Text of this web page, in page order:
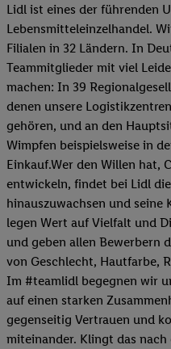
Lidl ist eines der führenden
Lebensmitteleinzelhandel.
Filialen in 32 Ländern. In
Teammitglieder mit viel
machen: In 39
denen unsere
gehören, und an den
Wimpfen beispielsweise in
Einkauf.Wer den Willen hat,
entwickeln, findet bei Lidl
hinauszuwachsen und seine
legen Wert auf Vielfalt und
und geben allen Bewerbern
von Geschlecht, Hautfarbe,
Im #teamlidl begegnen wir
auf einen starken
gegenseitig Vertrauen und
miteinander. Klingt das